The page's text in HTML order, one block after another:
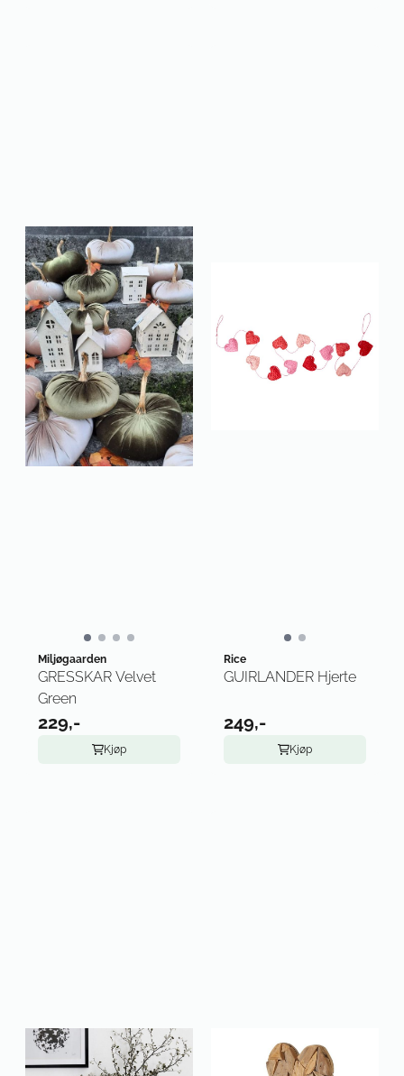
Miljøgaarden
GRESSKAR Velvet
Green
229,-
Kjøp
Rice
GUIRLANDER Hjerte
249,-
Kjøp